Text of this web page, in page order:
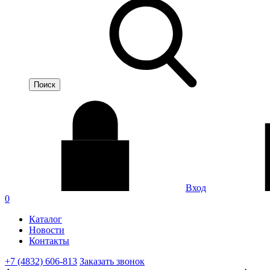
Вход
0
Каталог
Новости
Контакты
+7 (4832) 606-813 Заказать звонок